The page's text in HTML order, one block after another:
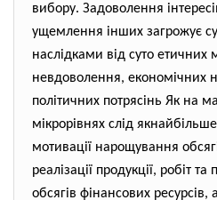
вибору. Задоволення
ущемлення інших загрожує
наслідками від суто етичних
невдоволення, економічних
політичних потрясінь Як на
мікрорівнях слід
мотивації нарощування
реалізації продукції, робіт
обсягів фінансових